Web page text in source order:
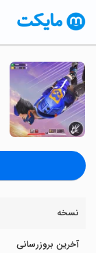
نسخه
آخرین بروزرسانی